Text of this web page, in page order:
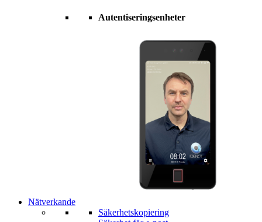
Autentiseringsenheter
Nätverkande
Säkerhetskopiering